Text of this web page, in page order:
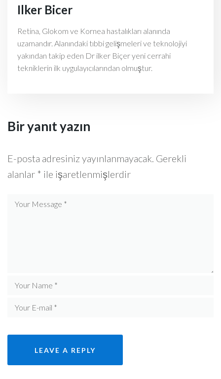
Ilker Bicer
Retina, Glokom ve Kornea hastalıkları alanında
uzamandır. Alanındaki tıbbi gelişmeleri ve teknolojiyi
yakından takip eden Dr ilker Biçer yeni cerrahi
tekniklerin ilk uygulayıcılarından olmuştur.
Bir yanıt yazın
E-posta adresiniz yayınlanmayacak. Gerekli
alanlar * ile işaretlenmişlerdir